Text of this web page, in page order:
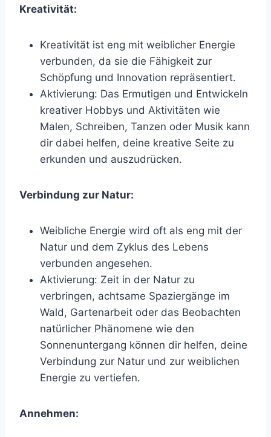
Kreativität:
Kreativität ist eng mit weiblicher Energie
verbunden, da sie die Fähigkeit zur
Schöpfung und Innovation repräsentiert.
Aktivierung: Das Ermutigen und Entwickeln
kreativer Hobbys und Aktivitäten wie
Malen, Schreiben, Tanzen oder Musik kann
dir dabei helfen, deine kreative Seite zu
erkunden und auszudrücken.
Verbindung zur Natur:
Weibliche Energie wird oft als eng mit der
Natur und dem Zyklus des Lebens
verbunden angesehen.
Aktivierung: Zeit in der Natur zu
verbringen, achtsame Spaziergänge im
Wald, Gartenarbeit oder das Beobachten
natürlicher Phänomene wie den
Sonnenuntergang können dir helfen, deine
Verbindung zur Natur und zur weiblichen
Energie zu vertiefen.
Annehmen: